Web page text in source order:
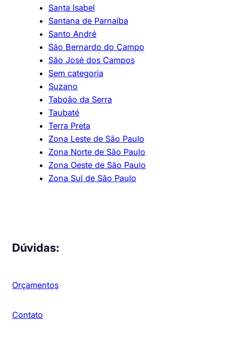
Santa Isabel
Santana de Parnaíba
Santo André
São Bernardo do Campo
São José dos Campos
Sem categoria
Suzano
Taboão da Serra
Taubaté
Terra Preta
Zona Leste de São Paulo
Zona Norte de São Paulo
Zona Oeste de São Paulo
Zona Sul de São Paulo
Dúvidas:
Orçamentos
Contato